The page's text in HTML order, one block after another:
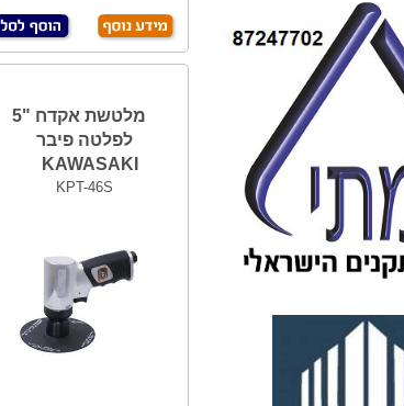
מלטשת אקדח "5
לפלטה פיבר
KAWASAKI
KPT-46S